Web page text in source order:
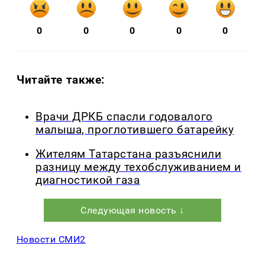
0 0 0 0 0
Читайте также:
Врачи ДРКБ спасли годовалого
малыша, проглотившего батарейку
Жителям Татарстана разъяснили
разницу между техобслуживанием и
диагностикой газа
Следующая новость ↓
Новости СМИ2